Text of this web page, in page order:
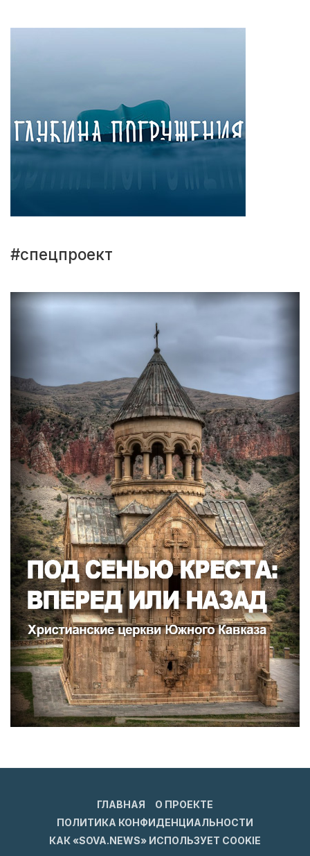
#спецпроект
ГЛАВНАЯ
О ПРОЕКТЕ
ПОЛИТИКА КОНФИДЕНЦИАЛЬНОСТИ
КАК «SOVA.NEWS» ИСПОЛЬЗУЕТ COOKIE